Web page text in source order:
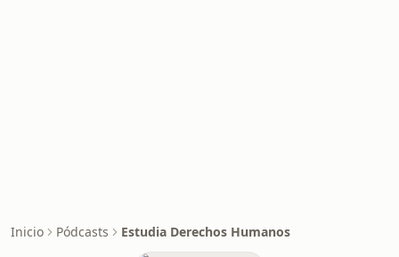
Inicio Pódcasts Estudia Derechos Humanos